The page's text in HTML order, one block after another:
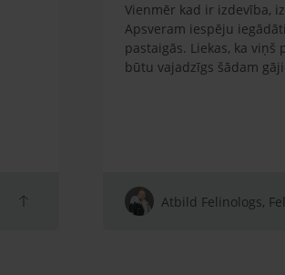
Vienmēr kad ir izdevība,
Apsveram iespēju
pastaigās. Liekas, ka
būtu vajadzīgs šādam
Atbild Felinologs,